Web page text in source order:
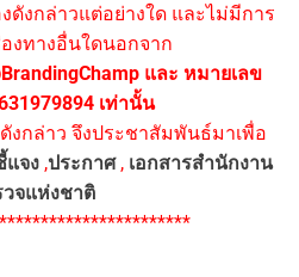
ดังกล่าวแต่อย่างใด และไม่มีการ
งทางอื่นใดนอกจาก
และ หมายเลข
เท่านั้น
งกล่าว จึงประชาสัมพันธ์มาเพื่อ
แจง ,ประกาศ, เอกสารสำนักงาน
วจแห่งชาติ